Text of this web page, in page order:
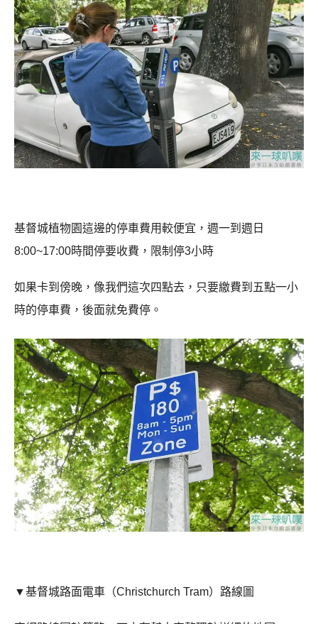
基督城植物園這邊的停車費用較便宜，週一到週日
8:00~17:00時間停要收費，限制停3小時
如果卡到傍晚，像我們這次四點去，只要繳費到五點一小
時的停車費，後面就免費停。
▼基督城路面電車（Christchurch Tram）路線圖